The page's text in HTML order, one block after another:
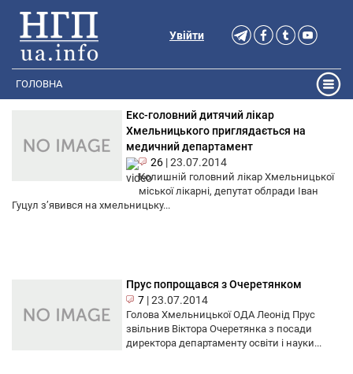
Увійти
ГОЛОВНА
Екс-головний дитячий лікар
Хмельницького приглядається на
медичний департамент
26 |23.07.2014
Колишній головний лікар Хмельницької
міської лікарні, депутат облради Іван
Гуцул з’явився на хмельницьку...
Прус попрощався з Очеретянком
7 |23.07.2014
Голова Хмельницької ОДА Леонід Прус
звільнив Віктора Очеретянка з посади
директора департаменту освіти і науки...